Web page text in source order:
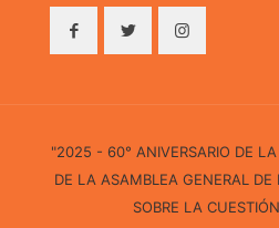
"2025 - 60° ANIVERSARIO DE
DE LA ASAMBLEA GENERAL
SOBRE LA